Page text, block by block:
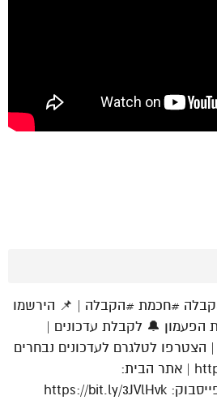
#חכמת #הקבלה | 📌 הירשמו
הפעמון 🔔 לקבלת עדכונים |
| הצטרפו לטלגרם לעדכונים נבחרים
ותוכן יחודי: http://telkb.net | אתר הבית: